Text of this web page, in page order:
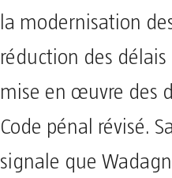
la modernisation
réduction des
mise en œuvre des
Code pénal révisé.
signale que